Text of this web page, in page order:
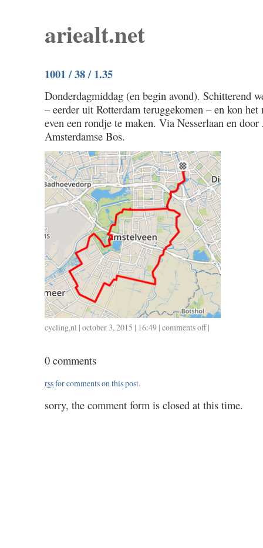
ariealt.net
1001 / 38 / 1.35
Donderdagmiddag (en begin avond). Schitterend
– eerder uit Rotterdam teruggekomen – en kon
even een rondje te maken. Via Nesserlaan en
Amsterdamse Bos.
cycling,nl | october 3, 2015 | 16:49 | comments offon
|
0 comments
rssfor comments on this post.
sorry, the comment form is closed at this time.